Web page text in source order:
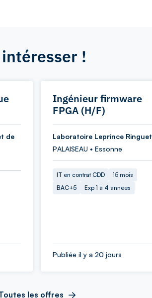
!
de
Ingénieur firmware
FPGA (H/F)
Laboratoire Leprince Ringuet
PALAISEAU • Essonne
IT en contrat CDD
15 mois
BAC+5
Exp 1 à 4 années
Publiée il y a 20 jours
les offres